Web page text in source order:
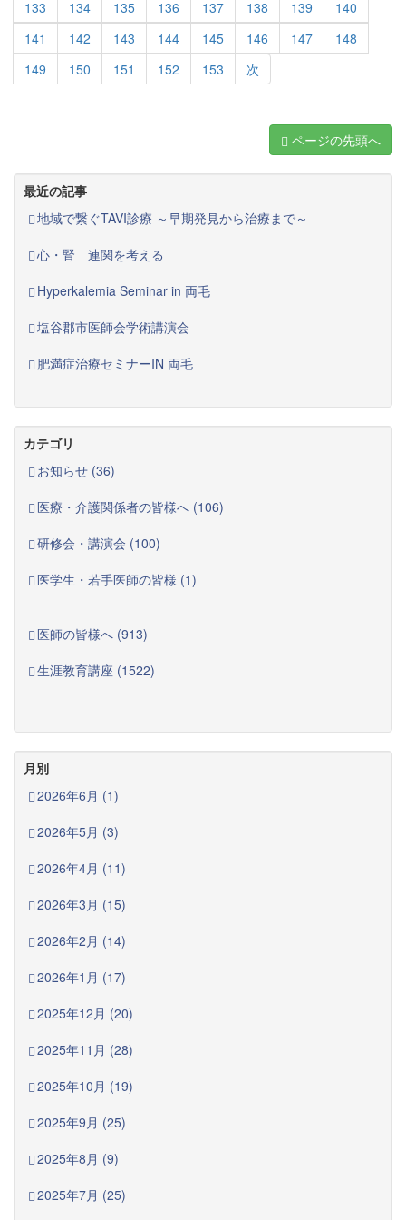
133 134 135 136 137 138 139
140
141
142 143 144 145 146 147
148
149
150 151 152 153 次
ページの先頭へ
最近の記事
地域で繋ぐTAVI診療 ～早期発見から治療まで～
心・腎 連関を考える
Hyperkalemia Seminar in 両毛
塩谷郡市医師会学術講演会
肥満症治療セミナーIN 両毛
カテゴリ
お知らせ (36)
医療・介護関係者の皆様へ (106)
研修会・講演会 (100)
医学生・若手医師の皆様 (1)
医師の皆様へ (913)
生涯教育講座 (1522)
月別
2026年6月 (1)
2026年5月 (3)
2026年4月 (11)
2026年3月 (15)
2026年2月 (14)
2026年1月 (17)
2025年12月 (20)
2025年11月 (28)
2025年10月 (19)
2025年9月 (25)
2025年8月 (9)
2025年7月 (25)